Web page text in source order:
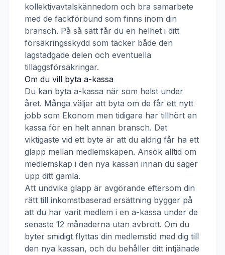
kollektivavtalskännedom och bra samarbete
med de fackförbund som finns inom din
bransch. På så sätt får du en helhet i ditt
försäkringsskydd som täcker både den
lagstadgade delen och eventuella
tilläggsförsäkringar.
Om du vill byta a-kassa
Du kan byta a-kassa när som helst under
året. Många väljer att byta om de får ett nytt
jobb som Ekonom men tidigare har tillhört en
kassa för en helt annan bransch. Det
viktigaste vid ett byte är att du aldrig får ha ett
glapp mellan medlemskapen. Ansök alltid om
medlemskap i den nya kassan innan du säger
upp ditt gamla.
Att undvika glapp är avgörande eftersom din
rätt till inkomstbaserad ersättning bygger på
att du har varit medlem i en a-kassa under de
senaste 12 månaderna utan avbrott. Om du
byter smidigt flyttas din medlemstid med dig till
den nya kassan, och du behåller ditt intjänade